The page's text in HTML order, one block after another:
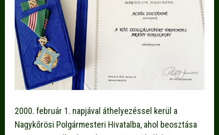
2000. február 1. napjával áthelyezéssel kerül a
Nagykőrösi Polgármesteri Hivatalba, ahol beosztása